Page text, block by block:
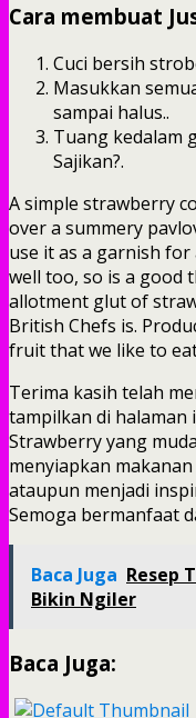
Cara membuat
Cuci bersih
Masukkan
sampai halus..
Tuang kedalam
Sajikan?.
A simple strawberry
over a summery
use it as a garnish
well too, so is a good
allotment glut of
British Chefs is.
fruit that we like to
Terima kasih telah
tampilkan di halaman
Strawberry yang
menyiapkan
ataupun menjadi
Semoga bermanfaat
Baca Juga Resep
Bikin Ngiler
Baca Juga: